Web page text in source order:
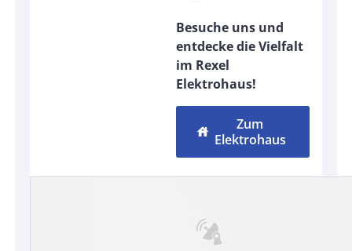
Besuche uns und
entdecke die Vielfalt
im Rexel
Elektrohaus!
house
Zum
Elektrohaus